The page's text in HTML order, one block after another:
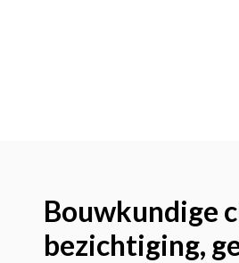
Bouwkundige
bezichtiging,